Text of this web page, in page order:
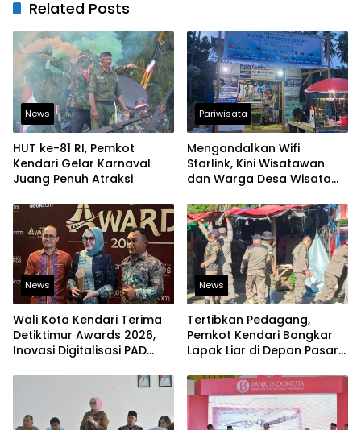
Related Posts
News
HUT ke-81 RI, Pemkot
Kendari Gelar Karnaval
Juang Penuh Atraksi
Pariwisata
Mengandalkan Wifi
Starlink, Kini Wisatawan
dan Warga Desa Wisata
Mengakses Transaksi
Digital
News
Wali Kota Kendari Terima
Detiktimur Awards 2026,
Inovasi Digitalisasi PAD
News
Tertibkan Pedagang,
Pemkot Kendari Bongkar
Lapak Liar di Depan Pasar